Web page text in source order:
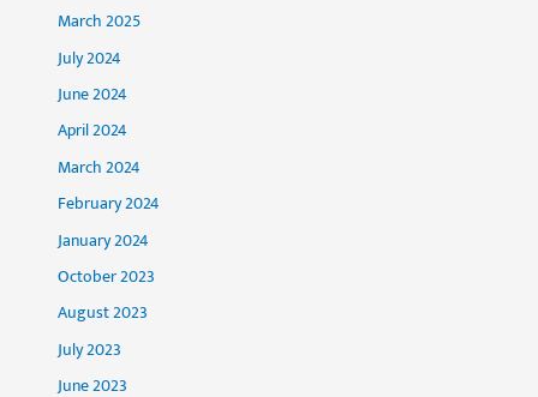
March 2025
July 2024
June 2024
April 2024
March 2024
February 2024
January 2024
October 2023
August 2023
July 2023
June 2023